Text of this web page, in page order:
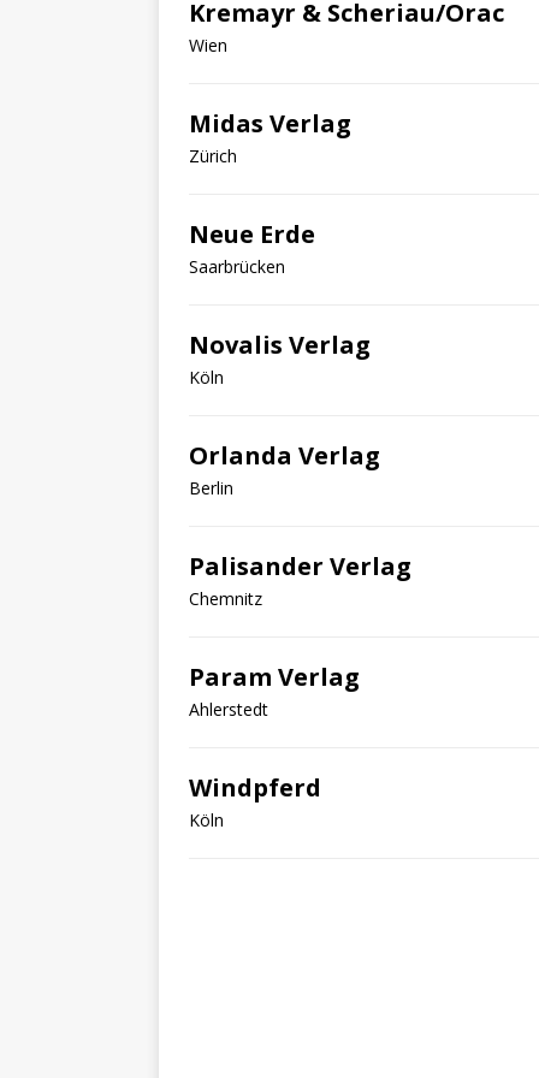
Kremayr & Scheriau/Orac
Wien
Midas Verlag
Zürich
Neue Erde
Saarbrücken
Novalis Verlag
Köln
Orlanda Verlag
Berlin
Palisander Verlag
Chemnitz
Param Verlag
Ahlerstedt
Windpferd
Köln